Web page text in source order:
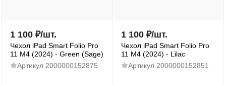
1 100 ₽/шт.
Чехол iPad Smart Folio Pro
11 M4 (2024) - Green (Sage)
Артикул 2000000152875
1 100 ₽/шт.
Чехол iPad Smart Folio Pro
11 M4 (2024) - Lilac
Артикул 2000000152851